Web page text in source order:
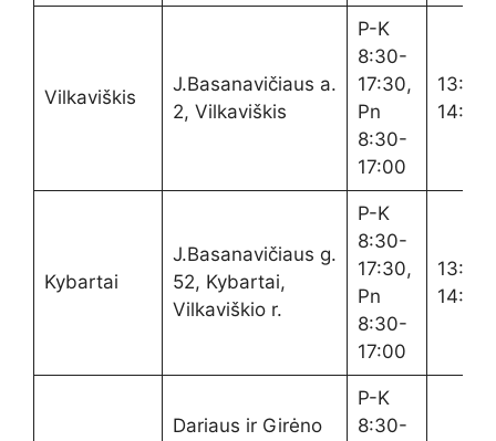
Vilkaviškis
J.Basanavičiaus a.
2, Vilkaviškis
P-K
8:30-
17:30,
Pn
8:30-
17:00
13:00-
14:00
Kybartai
J.Basanavičiaus g.
52, Kybartai,
Vilkaviškio r.
P-K
8:30-
17:30,
Pn
8:30-
17:00
13:00-
14:00
Dariaus ir Girėno
P-K
8:30-